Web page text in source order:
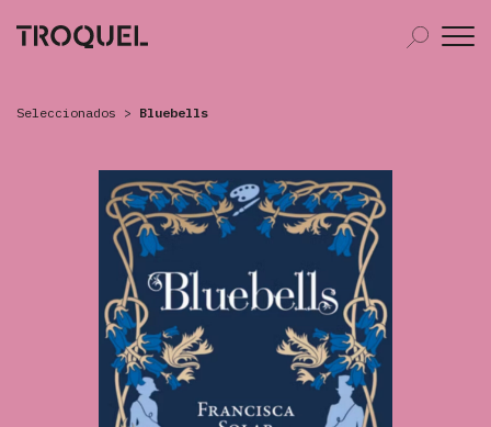
Seleccionados > Bluebells